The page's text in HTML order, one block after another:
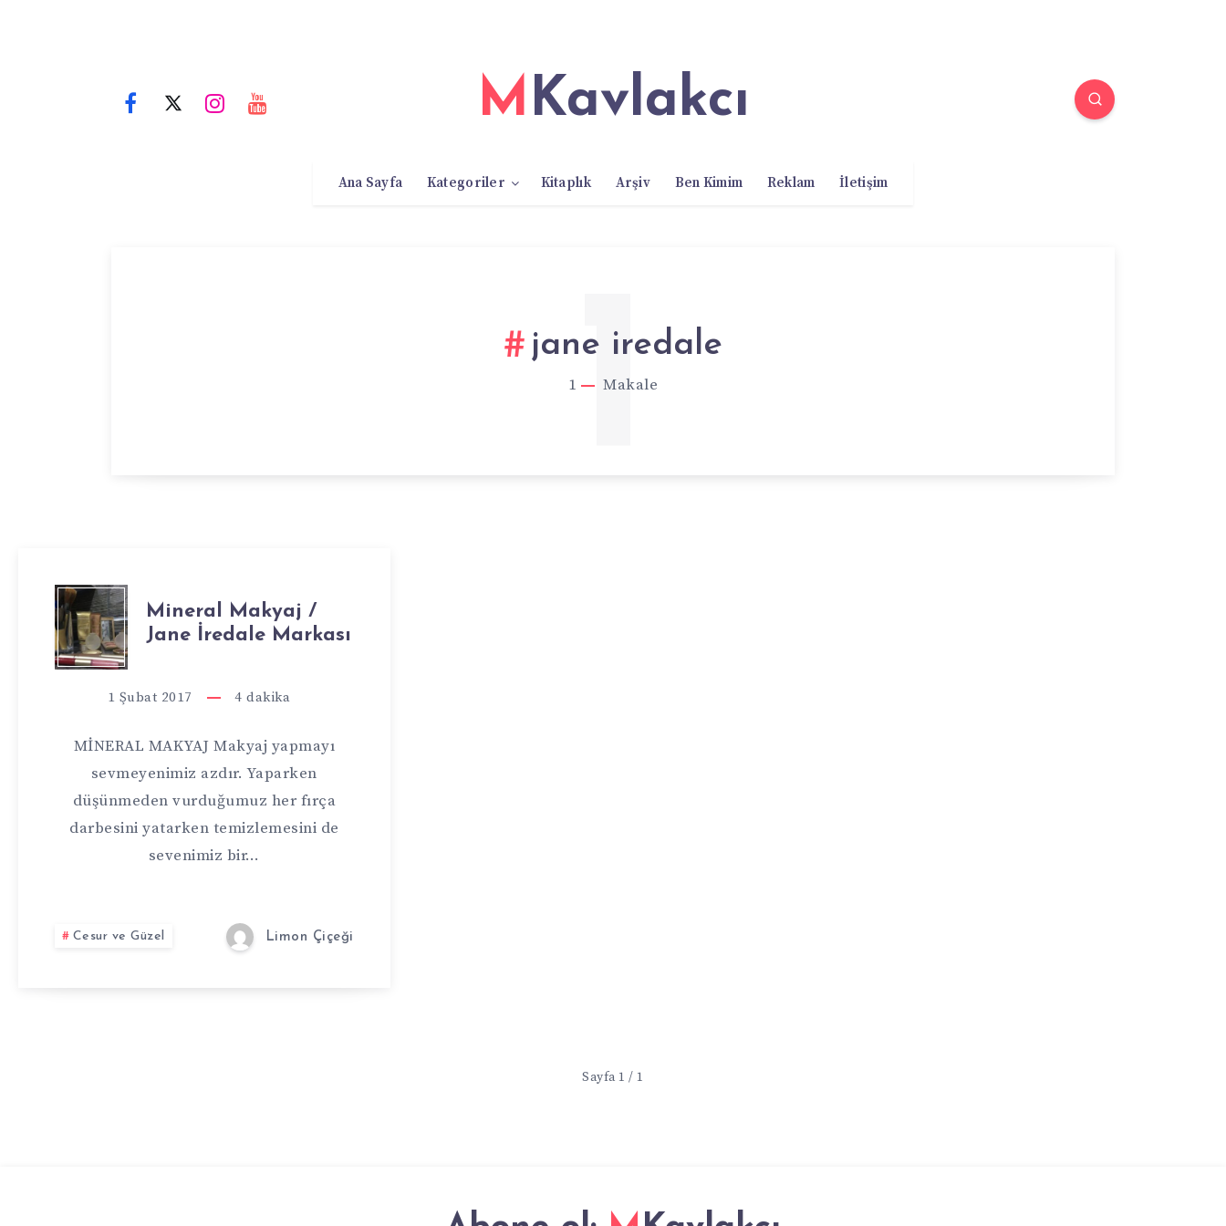
MKavlakcı
Ana Sayfa Kategoriler Kitaplık Arşiv Ben Kimim Reklam İletişim
jane iredale
1 Makale
1
MINERAL
MAKYAJ
JANE
İREDALE
MARKASI
Mineral Makyaj /
Jane İredale Markası
1 Şubat 2017 4 dakika
MİNERAL MAKYAJ Makyaj yapmayı
sevmeyenimiz azdır. Yaparken
düşünmeden vurduğumuz her fırça
darbesini yatarken temizlemesini de
sevenimiz bir…
Cesur ve Güzel Limon Çiçeği
Sayfa 1 / 1